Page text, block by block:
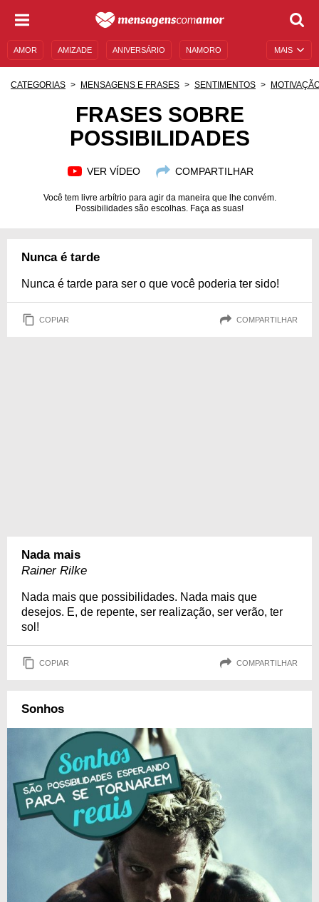
MAIS
AMOR AMIZADE ANIVERSÁRIO NAMORO
MENSAGENS E FRASES MENSAGENS DE ANIVERSÁRIO
CATEGORIAS MENSAGENS E FRASES SENTIMENTOS
FRASES SOBRE
POSSIBILIDADES
VER VÍDEO COMPARTILHAR
Você tem livre arbítrio para agir da maneira que lhe convém.
Possibilidades são escolhas. Faça as suas!
Nunca é tarde
Nunca é tarde para ser o que você poderia ter sido!
COPIAR COMPARTILHAR
Nada mais
Rainer Rilke
Nada mais que possibilidades. Nada mais que
desejos. E, de repente, ser realização, ser verão, ter
sol!
COPIAR COMPARTILHAR
Sonhos